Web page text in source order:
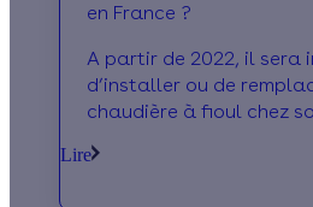
en France ?
A partir de 2022, il sera
d’installer ou de
chaudière à fioul chez
de France de la même
Lire